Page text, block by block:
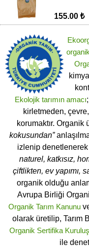
155.00 ₺
Ekolojik tarımın amacı
kirletmeden,
korumaktır. Organik
kokusundan”
izlenip
naturel, katkısız,
çiftlikten, ev yapımı,
organik olduğu
Avrupa Birliği
Organik Tarım Kanunu
olarak üretilip, Tarım
Organik Sertifika
ile